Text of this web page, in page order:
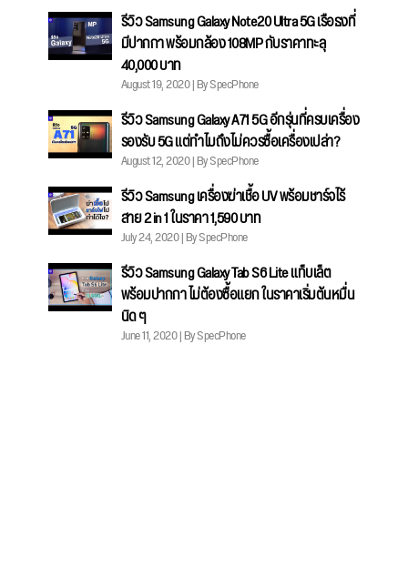
รีวิว Samsung Galaxy Note20 Ultra 5G เรือธงที่
มีปากกา พร้อมกล้อง 108MP กับราคาทะลุ
40,000 บาท
August 19, 2020 | By SpecPhone
รีวิว Samsung Galaxy A71 5G อีกรุ่นที่ครบเครื่อง
รองรับ 5G แต่ทำไมถึงไม่ควรซื้อเครื่องเปล่า?
August 12, 2020 | By SpecPhone
รีวิว Samsung เครื่องฆ่าเชื้อ UV พร้อมชาร์จไร้
สาย 2 in 1 ในราคา 1,590 บาท
July 24, 2020 | By SpecPhone
รีวิว Samsung Galaxy Tab S6 Lite แท็บเล็ต
พร้อมปากกา ไม่ต้องซื้อแยก ในราคาเริ่มต้นหมื่น
นิด ๆ
June 11, 2020 | By SpecPhone